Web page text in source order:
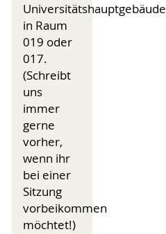
Universitätshauptgebäude
in Raum
019 oder
017.
(Schreibt
uns
immer
gerne
vorher,
wenn ihr
bei einer
Sitzung
vorbeikommen
möchtet!)